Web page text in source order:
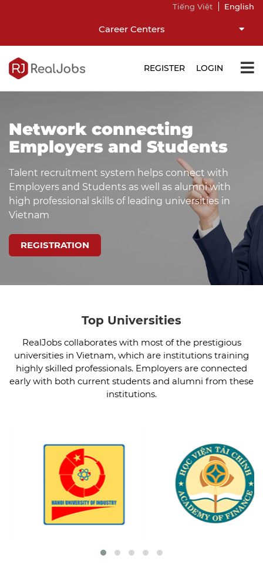
Career Centers
Tiếng Việt English
REGISTER LOGIN
Network connecting
Employers and Students
Talent recruitment system helps connect with
Employers and Students as well as alumni with
high professional skills of leading universities in
Vietnam
REGISTRATION
Top Universities
RealJobs collaborates with most of the prestigious
universities in Vietnam, which are institutions training
highly skilled professionals. Employers are connected
early with both current students and alumni from these
institutions.